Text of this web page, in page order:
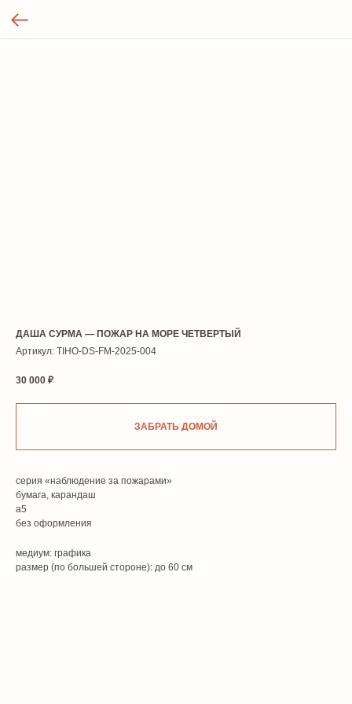
ДАША СУРМА — ПОЖАР НА МОРЕ ЧЕТВЕРТЫЙ
Артикул: TIHO-DS-FM-2025-004
30 000 ₽
ЗАБРАТЬ ДОМОЙ
серия «наблюдение за пожарами»
бумага, карандаш
а5
без оформления
медиум: графика
размер (по большей стороне): до 60 см